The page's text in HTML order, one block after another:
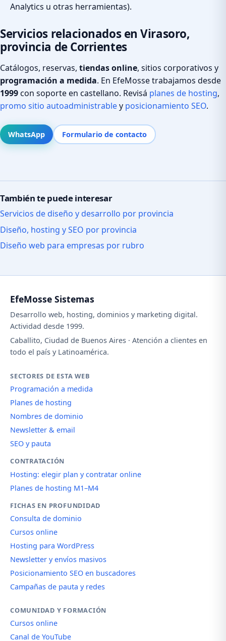
Analytics u otras herramientas).
Servicios relacionados en Virasoro,
provincia de Corrientes
Catálogos, reservas, tiendas online, sitios corporativos y
programación a medida. En EfeMosse trabajamos desde
1999con soporte en castellano. Revisá planes de hosting,
promo sitio autoadministrabley posicionamiento SEO.
WhatsApp Formulario de contacto
También te puede interesar
Servicios de diseño y desarrollo por provincia
Diseño, hosting y SEO por provincia
Diseño web para empresas por rubro
EfeMosse Sistemas
Desarrollo web, hosting, dominios y marketing digital.
Actividad desde 1999.
Caballito, Ciudad de Buenos Aires · Atención a clientes en
todo el país y Latinoamérica.
SECTORES DE ESTA WEB
Programación a medida
Planes de hosting
Nombres de dominio
Newsletter & email
SEO y pauta
CONTRATACIÓN
Hosting: elegir plan y contratar online
Planes de hosting M1–M4
FICHAS EN PROFUNDIDAD
Consulta de dominio
Cursos online
Hosting para WordPress
Newsletter y envíos masivos
Posicionamiento SEO en buscadores
Campañas de pauta y redes
COMUNIDAD Y FORMACIÓN
Cursos online
Canal de YouTube